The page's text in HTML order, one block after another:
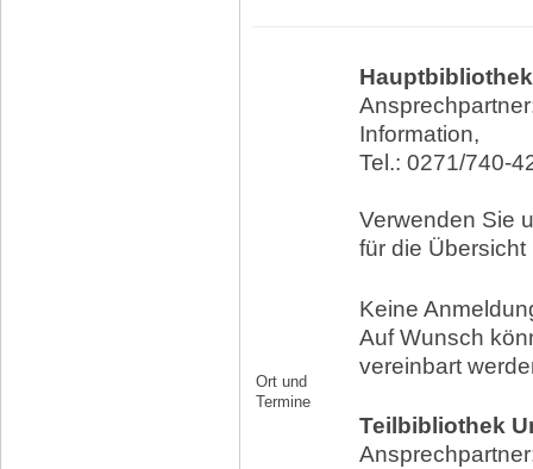
Ort und
Termine
Information,
Tel.: 0271/740-
Verwenden Sie
für die Übersicht
Keine
Auf Wunsch
vereinbart
Teilbibliothek